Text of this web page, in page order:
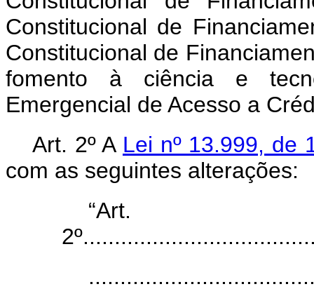
Constitucional de
Constitucional de
fomento à ciência e
Emergencial de Acesso a
Art. 2º A Lei nº 13.999, de
com as seguintes alterações:
“Art.